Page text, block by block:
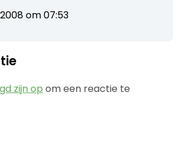
om 07:53
zijn op om een reactie te